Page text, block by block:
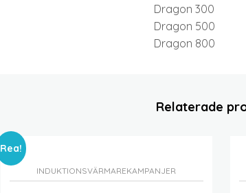
Dragon 300
Dragon 500
Dragon 800
Relaterade
Rea!
INDUKTIONSVÄRMAREKAMPANJER